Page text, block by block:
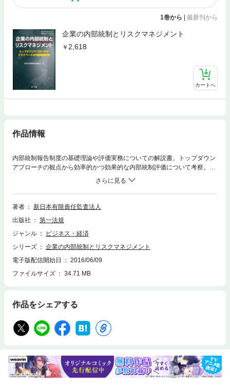
1巻から | 最新刊から
企業の内部統制とリスクマネジメント
2,618
カートへ
作品情報
内部統制報告制度の基礎理論や評価実務についての解説書。トップダウン
アプローチの観点から効率的かつ効果的な内部統制評価について考察。評
価全体の流れや書類作成の趣旨等を明確化した。平成23年改訂基準にも完
全対応した、内部統制評価実務担当者、監査業務に携わる実務家必携の一
冊。
著者
新日本有限責任監査法人
出版社
第一法規
ジャンル
ビジネス・経済
シリーズ
企業の内部統制とリスクマネジメント
電子版配信開始日
2016/06/09
ファイルサイズ
34.71 MB
作品をシェアする